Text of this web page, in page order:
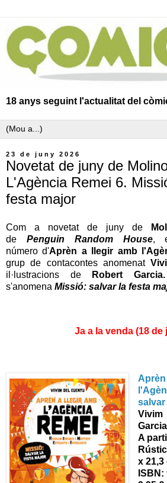
18 anys seguint l'actualitat del
23 de juny 2026
Novetat de juny de
L'Agència Remei 6.
festa major
Com a novetat de juny de
de
Penguin Random House,
númerod'Aprèn a llegir amb
grup de contacontes anomenat
il·lustracions de
Robert Garcia.
s'anomena Missió: salvar la festa
Ja a la venda (18 de
Vivim
A
x 21,3
ISBN: